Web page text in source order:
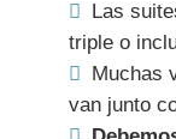
Las
triple o
Muchas
van junto